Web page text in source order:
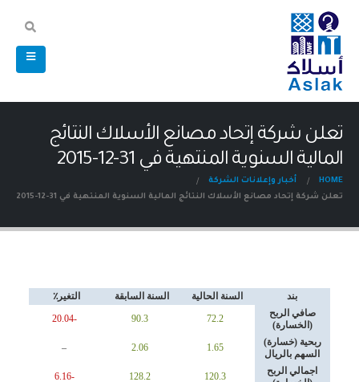
تعلن شركة إتحاد مصانع الأسلاك النتائج
المالية السنوية المنتهية في 31-12-2015
HOME
أخبار وإعلانات الشركة
تعلن شركة إتحاد مصانع الأسلاك النتائج المالية السنوية المنتهية في 31-12-2015
بند السنة الحالية السنة السابقة
التغير٪
صافي الربح
(الخسارة)
72.2
90.3
-20.04
ربحية (خسارة)
السهم بالريال
1.65
2.06
–
اجمالي الربح
120.3
128.2
-6.16